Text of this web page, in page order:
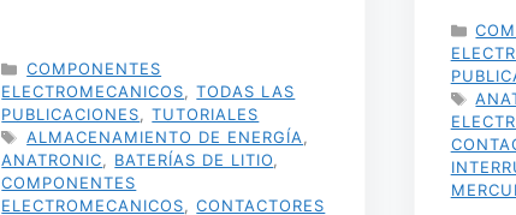
CATEGORÍAS
COMPONENTES
ELECTROMECANICOS ,TODAS LAS
PUBLICACIONES ,TUTORIALES
ETIQUETAS
ALMACENAMIENTO DE ENERGÍA
ANATRONIC
BATERÍAS DE LITIO
COMPONENTES
ELECTROMECANICOS ,CONTACTORES